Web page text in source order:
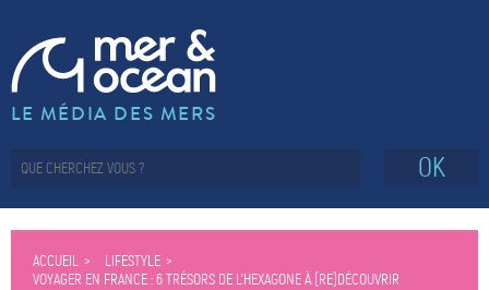
LE MÉDIA DES MERS
OK
ACCUEIL
LIFESTYLE
VOYAGER EN FRANCE : 6 TRÉSORS DE L’HEXAGONE À (RE)DÉCOUVRIR